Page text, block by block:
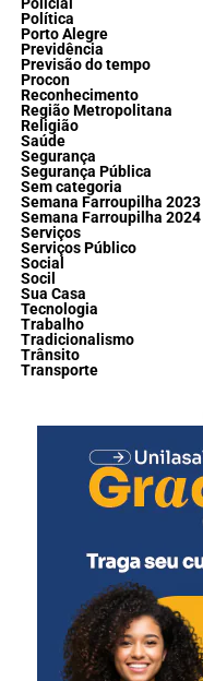
Política
Porto Alegre
Previdência
Previsão do tempo
Procon
Reconhecimento
Região Metropolitana
Religião
Saúde
Segurança
Segurança Pública
Sem categoria
Semana Farroupilha 2023
Semana Farroupilha 2024
Serviços
Serviços Público
Social
Socil
Sua Casa
Tecnologia
Trabalho
Tradicionalismo
Trânsito
Transporte